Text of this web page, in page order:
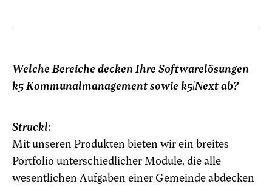
Welche Bereiche decken Ihre Softwarelösungen
k5 Kommunalmanagement sowie k5|Next ab?
Struckl:
Mit unseren Produkten bieten wir ein breites
Portfolio unterschiedlicher Module, die alle
wesentlichen Aufgaben einer Gemeinde abdecken